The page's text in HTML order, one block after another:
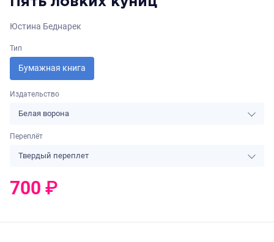
Юстина Беднарек
Тип
Бумажная книга
Издательство
Белая ворона
Переплёт
Твердый переплет
700 ₽